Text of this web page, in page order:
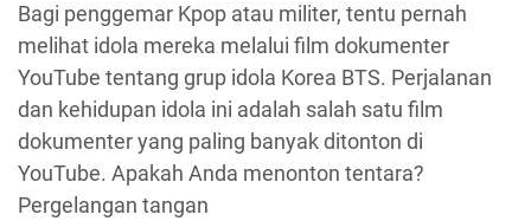
Bagi penggemar Kpop atau militer, tentu pernah
melihat idola mereka melalui film dokumenter
YouTube tentang grup idola Korea BTS. Perjalanan
dan kehidupan idola ini adalah salah satu film
dokumenter yang paling banyak ditonton di
YouTube. Apakah Anda menonton tentara?
Pergelangan tangan